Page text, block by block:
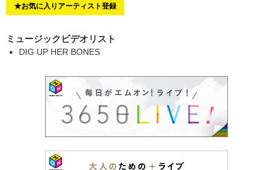
★お気に入りアーティスト登録
ミュージックビデオリスト
DIG UP HER BONES